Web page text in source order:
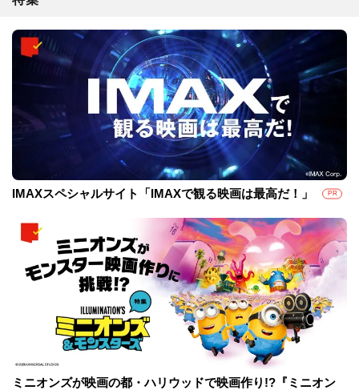
IMAXスペシャルサイト「IMAXで観る映画は最高だ！」 PR
ミニオンズが映画の都・ハリウッドで映画作り!?『ミニオン